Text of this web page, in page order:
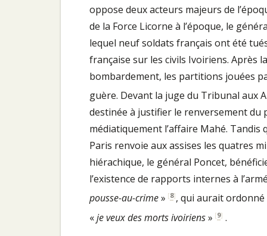
oppose deux acteurs majeurs de
de la Force Licorne à l’époque, le
lequel neuf soldats français ont été
française sur les civils Ivoiriens. Après
bombardement, les partitions jouées
guère. Devant la juge du Tribunal aux
destinée à justifier le renversement du
médiatiquement l’affaire Mahé. Tandis
Paris renvoie aux assises les quatres
hiérachique, le général Poncet,
l’existence de rapports internes à
pousse-au-crime» [8], qui aurait ordonné
«je veux des morts ivoiriens» [9] .